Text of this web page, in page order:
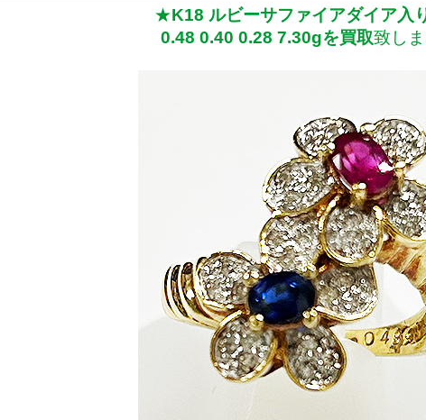
★K18 ルビーサファイアダイア入
0.48 0.40 0.28 7.30gを買取致し